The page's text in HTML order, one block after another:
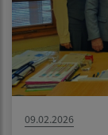
09.02.2026